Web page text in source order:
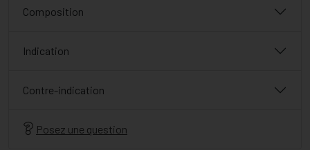
Composition
Indication
Contre-indication
Posez une question